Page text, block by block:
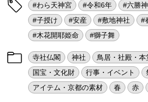
#わら天神宮 #令和6年 #六勝
#子授け
#安産 #敷地神社
#
#木花開耶姫命
#獅子舞
寺社仏閣 神社 鳥居・社殿・本
国宝・文化財
行事・イベント
アイテム・京都の素材
春 赤